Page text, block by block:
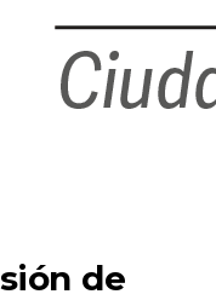
de